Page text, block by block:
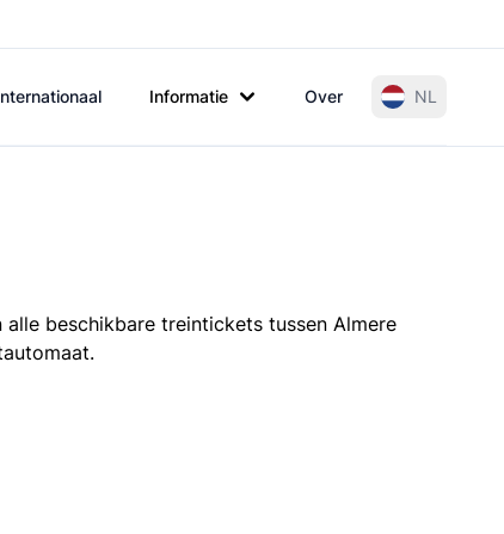
Informatie Over NL
beschikbare treintickets tussen Almere